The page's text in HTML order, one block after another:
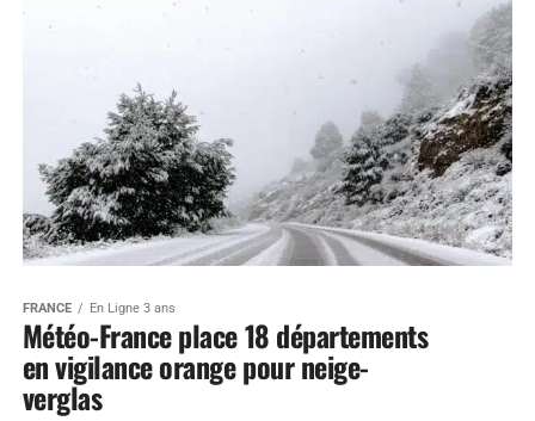
FRANCE En Ligne 3 ans
Météo-France place 18 départements
en vigilance orange pour neige-
verglas